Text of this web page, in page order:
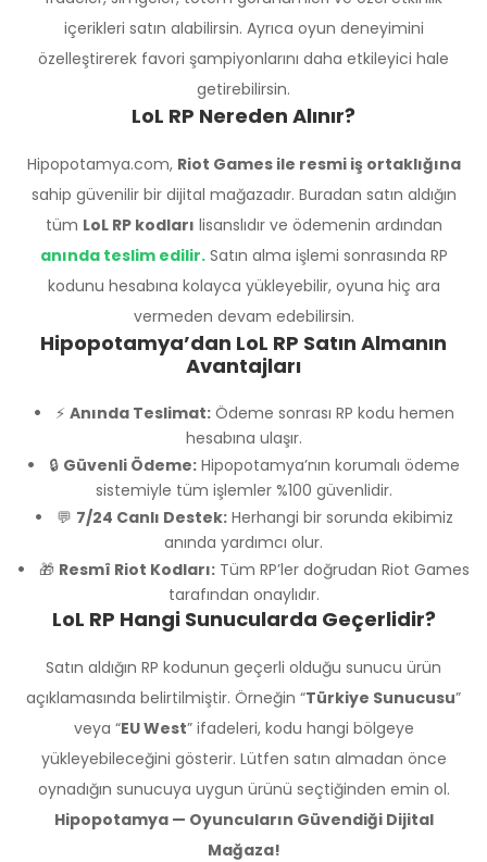
içerikleri satın alabilirsin. Ayrıca oyun deneyimini
özelleştirerek favori şampiyonlarını daha etkileyici hale
getirebilirsin.
LoL RP Nereden Alınır?
Hipopotamya.com, Riot Games ile resmi iş ortaklığına
sahip güvenilir bir dijital mağazadır. Buradan satın aldığın
tüm LoL RP kodları lisanslıdır ve ödemenin ardından
anında teslim edilir.Satın alma işlemi sonrasında RP
kodunu hesabına kolayca yükleyebilir, oyuna hiç ara
vermeden devam edebilirsin.
Hipopotamya’dan LoL RP Satın Almanın
Avantajları
⚡ Anında Teslimat:Ödeme sonrası RP kodu hemen
hesabına ulaşır.
🔒 Güvenli Ödeme: Hipopotamya’nın korumalı ödeme
sistemiyle tüm işlemler %100 güvenlidir.
💬 7/24 Canlı Destek:Herhangi bir sorunda ekibimiz
anında yardımcı olur.
🎁 Resmî Riot Kodları: Tüm RP’ler doğrudan Riot Games
tarafından onaylıdır.
LoL RP Hangi Sunucularda Geçerlidir?
Satın aldığın RP kodunun geçerli olduğu sunucu ürün
açıklamasında belirtilmiştir. Örneğin “Türkiye Sunucusu”
veya “EU West” ifadeleri, kodu hangi bölgeye
yükleyebileceğini gösterir. Lütfen satın almadan önce
oynadığın sunucuya uygun ürünü seçtiğinden emin ol.
Hipopotamya — Oyuncuların Güvendiği Dijital
Mağaza!
G **** Ö **** 24-04-2026, 23:37 (3 ay önce)
League of Legends 2105 Riot Points TR
adlı ürünü satın aldı
G **** Ö ****
League of Legends 2105 Riot Points TR
adlı ürünü satın aldı
Süper!
A **** D ****
15-09-2024, 12:58 (1 yıl önce)
League of Legends 2105 Riot Points TR
adlı ürünü satın aldı
Teşekkürler
A **** D ****04-06-2024, 10:59 (2 yıl önce)
League of Legends 2105 Riot Points TR
adlı ürünü satın aldı
içinde geldi :)
H **** ****07-04-2024, 17:31 (2 yıl önce)
League of Legends 2105 Riot Points TR
adlı ürünü satın aldı